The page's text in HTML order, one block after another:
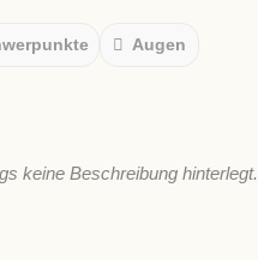
Augen
keine Beschreibung hinterlegt.